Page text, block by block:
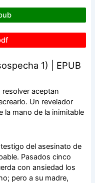
1) | EPUB
aceptan
Un revelador
la mano de la inimitable
del asesinato de
Pasados cinco
con ansiedad los
pero a su madre,